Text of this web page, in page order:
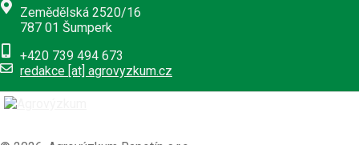
Zemědělská 2520/16
787 01 Šumperk
+420 739 494 673
redakce [at] agrovyzkum.cz